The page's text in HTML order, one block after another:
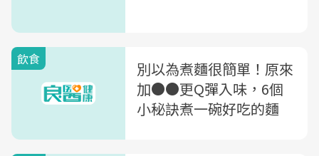
飲食
別以為煮麵很簡單！原來
加●●更Q彈入味，6個
小秘訣煮一碗好吃的麵